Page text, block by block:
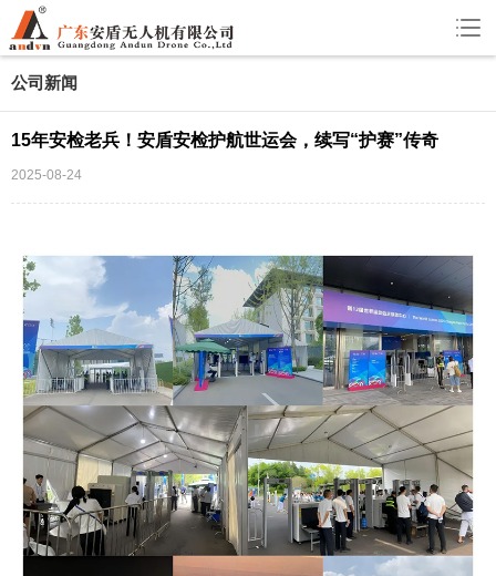
公司新闻
15年安检老兵！安盾安检护航世运会，续写“护赛”传奇
2025-08-24